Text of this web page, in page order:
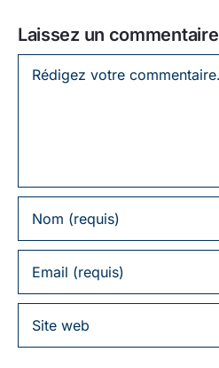
Laissez un commentaire
Laissez